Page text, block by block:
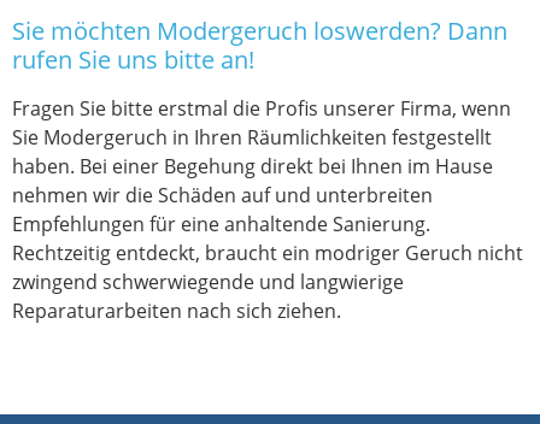
Sie möchten Modergeruch loswerden? Dann
rufen Sie uns bitte an!
Fragen Sie bitte erstmal die Profis unserer Firma, wenn
Sie Modergeruch in Ihren Räumlichkeiten festgestellt
haben. Bei einer Begehung direkt bei Ihnen im Hause
nehmen wir die Schäden auf und unterbreiten
Empfehlungen für eine anhaltende Sanierung.
Rechtzeitig entdeckt, braucht ein modriger Geruch nicht
zwingend schwerwiegende und langwierige
Reparaturarbeiten nach sich ziehen.